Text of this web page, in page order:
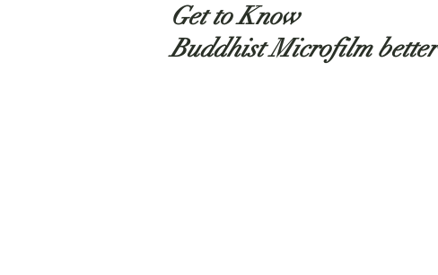
Get to Know
Buddhist Microfilm better